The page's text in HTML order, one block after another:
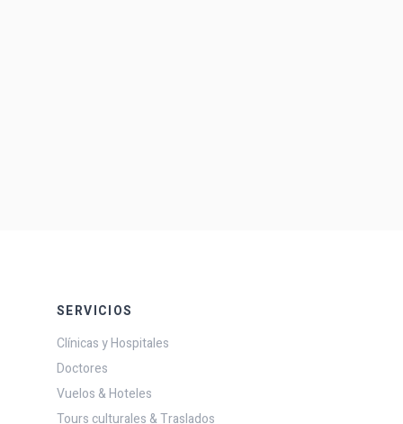
SERVICIOS
Clínicas y Hospitales
Doctores
Vuelos & Hoteles
Tours culturales & Traslados